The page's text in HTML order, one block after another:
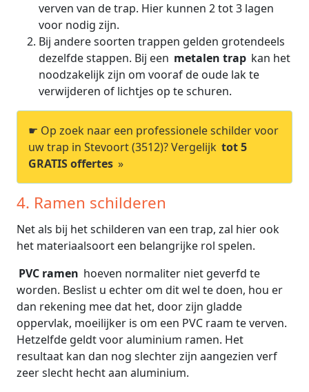
verven van de trap. Hier kunnen 2 tot 3 lagen
voor nodig zijn.
Bij andere soorten trappen gelden grotendeels
dezelfde stappen. Bij een metalen trap kan het
noodzakelijk zijn om vooraf de oude lak te
verwijderen of lichtjes op te schuren.
☛ Op zoek naar een professionele schilder voor
uw trap in Stevoort (3512)? Vergelijk tot 5
GRATIS offertes »
4. Ramen schilderen
Net als bij het schilderen van een trap, zal hier ook
het materiaalsoort een belangrijke rol spelen.
PVC ramen hoeven normaliter niet geverfd te
worden. Beslist u echter om dit wel te doen, hou er
dan rekening mee dat het, door zijn gladde
oppervlak, moeilijker is om een PVC raam te verven.
Hetzelfde geldt voor aluminium ramen. Het
resultaat kan dan nog slechter zijn aangezien verf
zeer slecht hecht aan aluminium.